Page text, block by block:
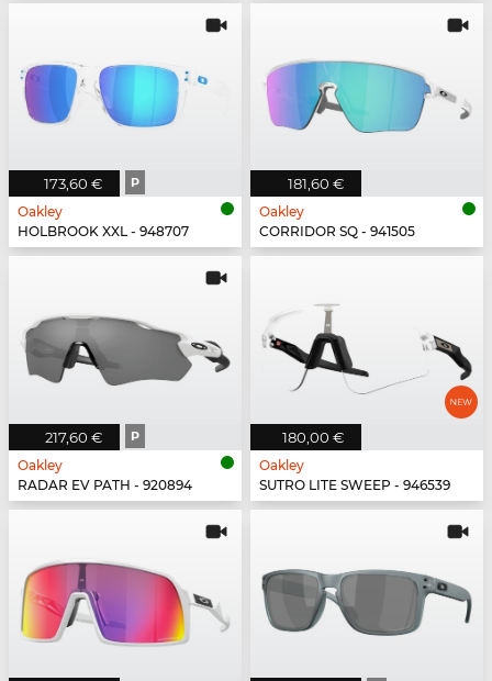
173,60 € P
Oakley
HOLBROOK XXL - 948707
181,60 €
Oakley
CORRIDOR SQ - 941505
217,60 € P
Oakley
RADAR EV PATH - 920894
180,00 €
Oakley
SUTRO LITE SWEEP - 946539